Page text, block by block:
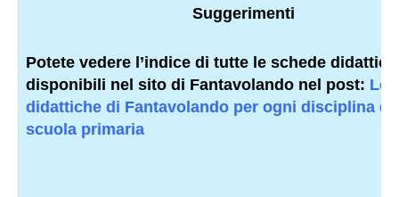
Suggerimenti
Potete vedere l’indice di tutte le schede
disponibili nel sito di Fantavolando nel post: Le
didattiche di Fantavolando per ogni disciplina
scuola primaria